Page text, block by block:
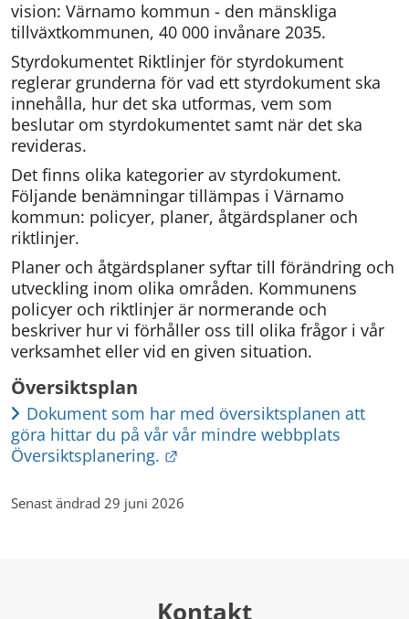
vision: Värnamo kommun - den mänskliga
tillväxtkommunen, 40 000 invånare 2035.
Styrdokumentet Riktlinjer för styrdokument
reglerar grunderna för vad ett styrdokument ska
innehålla, hur det ska utformas, vem som
beslutar om styrdokumentet samt när det ska
revideras.
Det finns olika kategorier av styrdokument.
Följande benämningar tillämpas i Värnamo
kommun: policyer, planer, åtgärdsplaner och
riktlinjer.
Planer och åtgärdsplaner syftar till förändring och
utveckling inom olika områden. Kommunens
policyer och riktlinjer är normerande och
beskriver hur vi förhåller oss till olika frågor i vår
verksamhet eller vid en given situation.
Översiktsplan
Dokument som har med översiktsplanen att
göra hittar du på vår vår mindre webbplats
Översiktsplanering.
Senast ändrad 29 juni 2026
Kontakt